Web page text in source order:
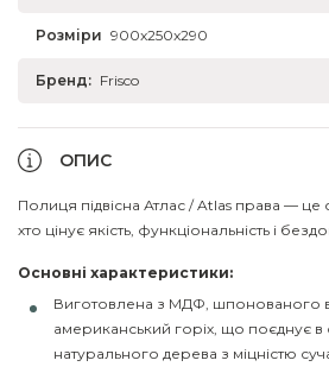
Розміри 900x250x290
Бренд: Frisco
ОПИС
Полиця підвісна Атлас / Atlas права — це
хто цінує якість, функціональність і
Основні характеристики:
Виготовлена з МДФ, шпонованого
американський горіх, що поєднує в
натурального дерева з міцністю